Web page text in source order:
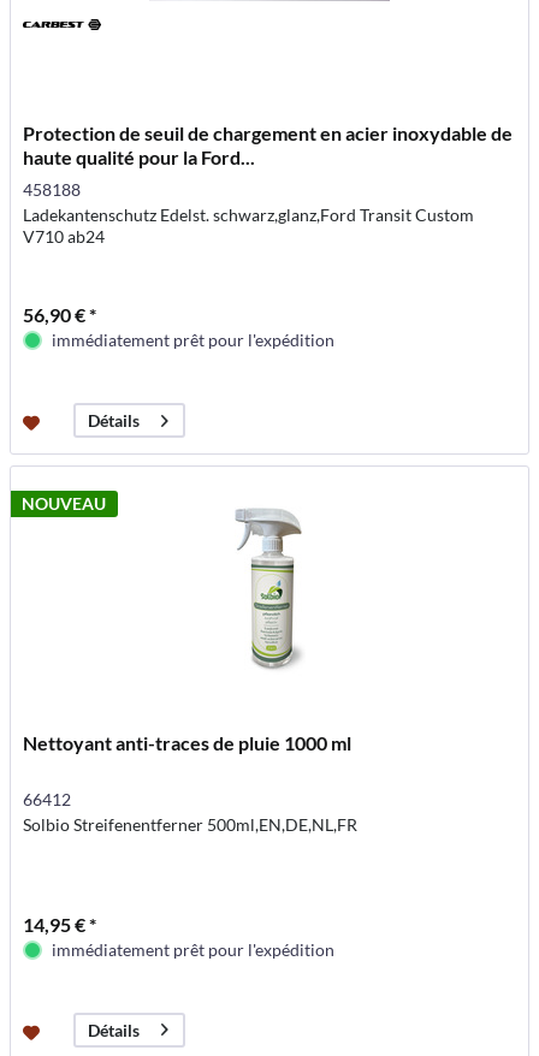
Protection de seuil de chargement en acier inoxydable de
haute qualité pour la Ford...
458188
Ladekantenschutz Edelst. schwarz,glanz,Ford Transit Custom
V710 ab24
56,90 € *
immédiatement prêt pour l'expédition
Détails
NOUVEAU
Nettoyant anti-traces de pluie 1000 ml
66412
Solbio Streifenentferner 500ml,EN,DE,NL,FR
14,95 € *
immédiatement prêt pour l'expédition
Détails